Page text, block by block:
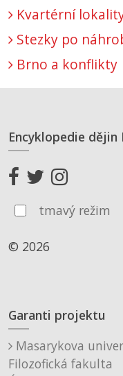
Kvartérní
Stezky po
Brno a konflikty
Encyklopedie dějin
tmavý režim
© 2026
Garanti projektu
Masarykova
Filozofická fakulta